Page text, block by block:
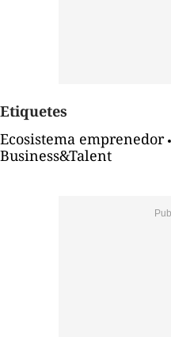
Etiquetes
Ecosistema emprenedor
Business&Talent